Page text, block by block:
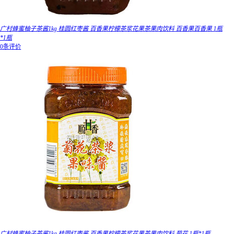
广村蜂蜜柚子茶酱1kg 桂圆红枣酱 百香果柠檬茶浆花果茶果肉饮料 百香果百香果 1瓶
*1瓶
0条评价